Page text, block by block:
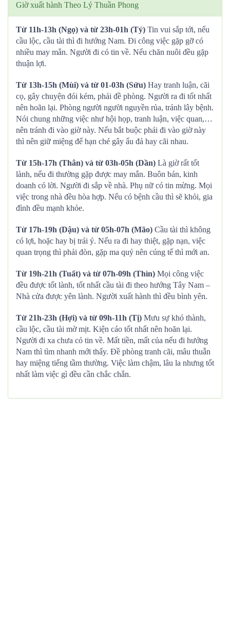
Giờ xuất hành Theo Lý Thuần Phong
Từ 11h-13h (Ngọ) và từ 23h-01h (Tý) Tin vui sắp tới, nếu
cầu lộc, cầu tài thì đi hướng Nam. Đi công việc gặp gỡ có
nhiều may mắn. Người đi có tin về. Nếu chăn nuôi đều gặp
thuận lợi.
Từ 13h-15h (Mùi) và từ 01-03h (Sửu) Hay tranh luận, cãi
cọ, gây chuyện đói kém, phải đề phòng. Người ra đi tốt nhất
nên hoãn lại. Phòng người người nguyền rủa, tránh lây bệnh.
Nói chung những việc như hội họp, tranh luận, việc quan,…
nên tránh đi vào giờ này. Nếu bắt buộc phải đi vào giờ này
thì nên giữ miệng để hạn ché gây ẩu đả hay cãi nhau.
Từ 15h-17h (Thân) và từ 03h-05h (Dần) Là giờ rất tốt
lành, nếu đi thường gặp được may mắn. Buôn bán, kinh
doanh có lời. Người đi sắp về nhà. Phụ nữ có tin mừng. Mọi
việc trong nhà đều hòa hợp. Nếu có bệnh cầu thì sẽ khỏi, gia
đình đều mạnh khỏe.
Từ 17h-19h (Dậu) và từ 05h-07h (Mão) Cầu tài thì không
có lợi, hoặc hay bị trái ý. Nếu ra đi hay thiệt, gặp nạn, việc
quan trọng thì phải đòn, gặp ma quỷ nên cúng tế thì mới an.
Từ 19h-21h (Tuất) và từ 07h-09h (Thìn) Mọi công việc
đều được tốt lành, tốt nhất cầu tài đi theo hướng Tây Nam –
Nhà cửa được yên lành. Người xuất hành thì đều bình yên.
Từ 21h-23h (Hợi) và từ 09h-11h (Tị) Mưu sự khó thành,
cầu lộc, cầu tài mờ mịt. Kiện cáo tốt nhất nên hoãn lại.
Người đi xa chưa có tin về. Mất tiền, mất của nếu đi hướng
Nam thì tìm nhanh mới thấy. Đề phòng tranh cãi, mâu thuẫn
hay miệng tiếng tầm thường. Việc làm chậm, lâu la nhưng tốt
nhất làm việc gì đều cần chắc chắn.